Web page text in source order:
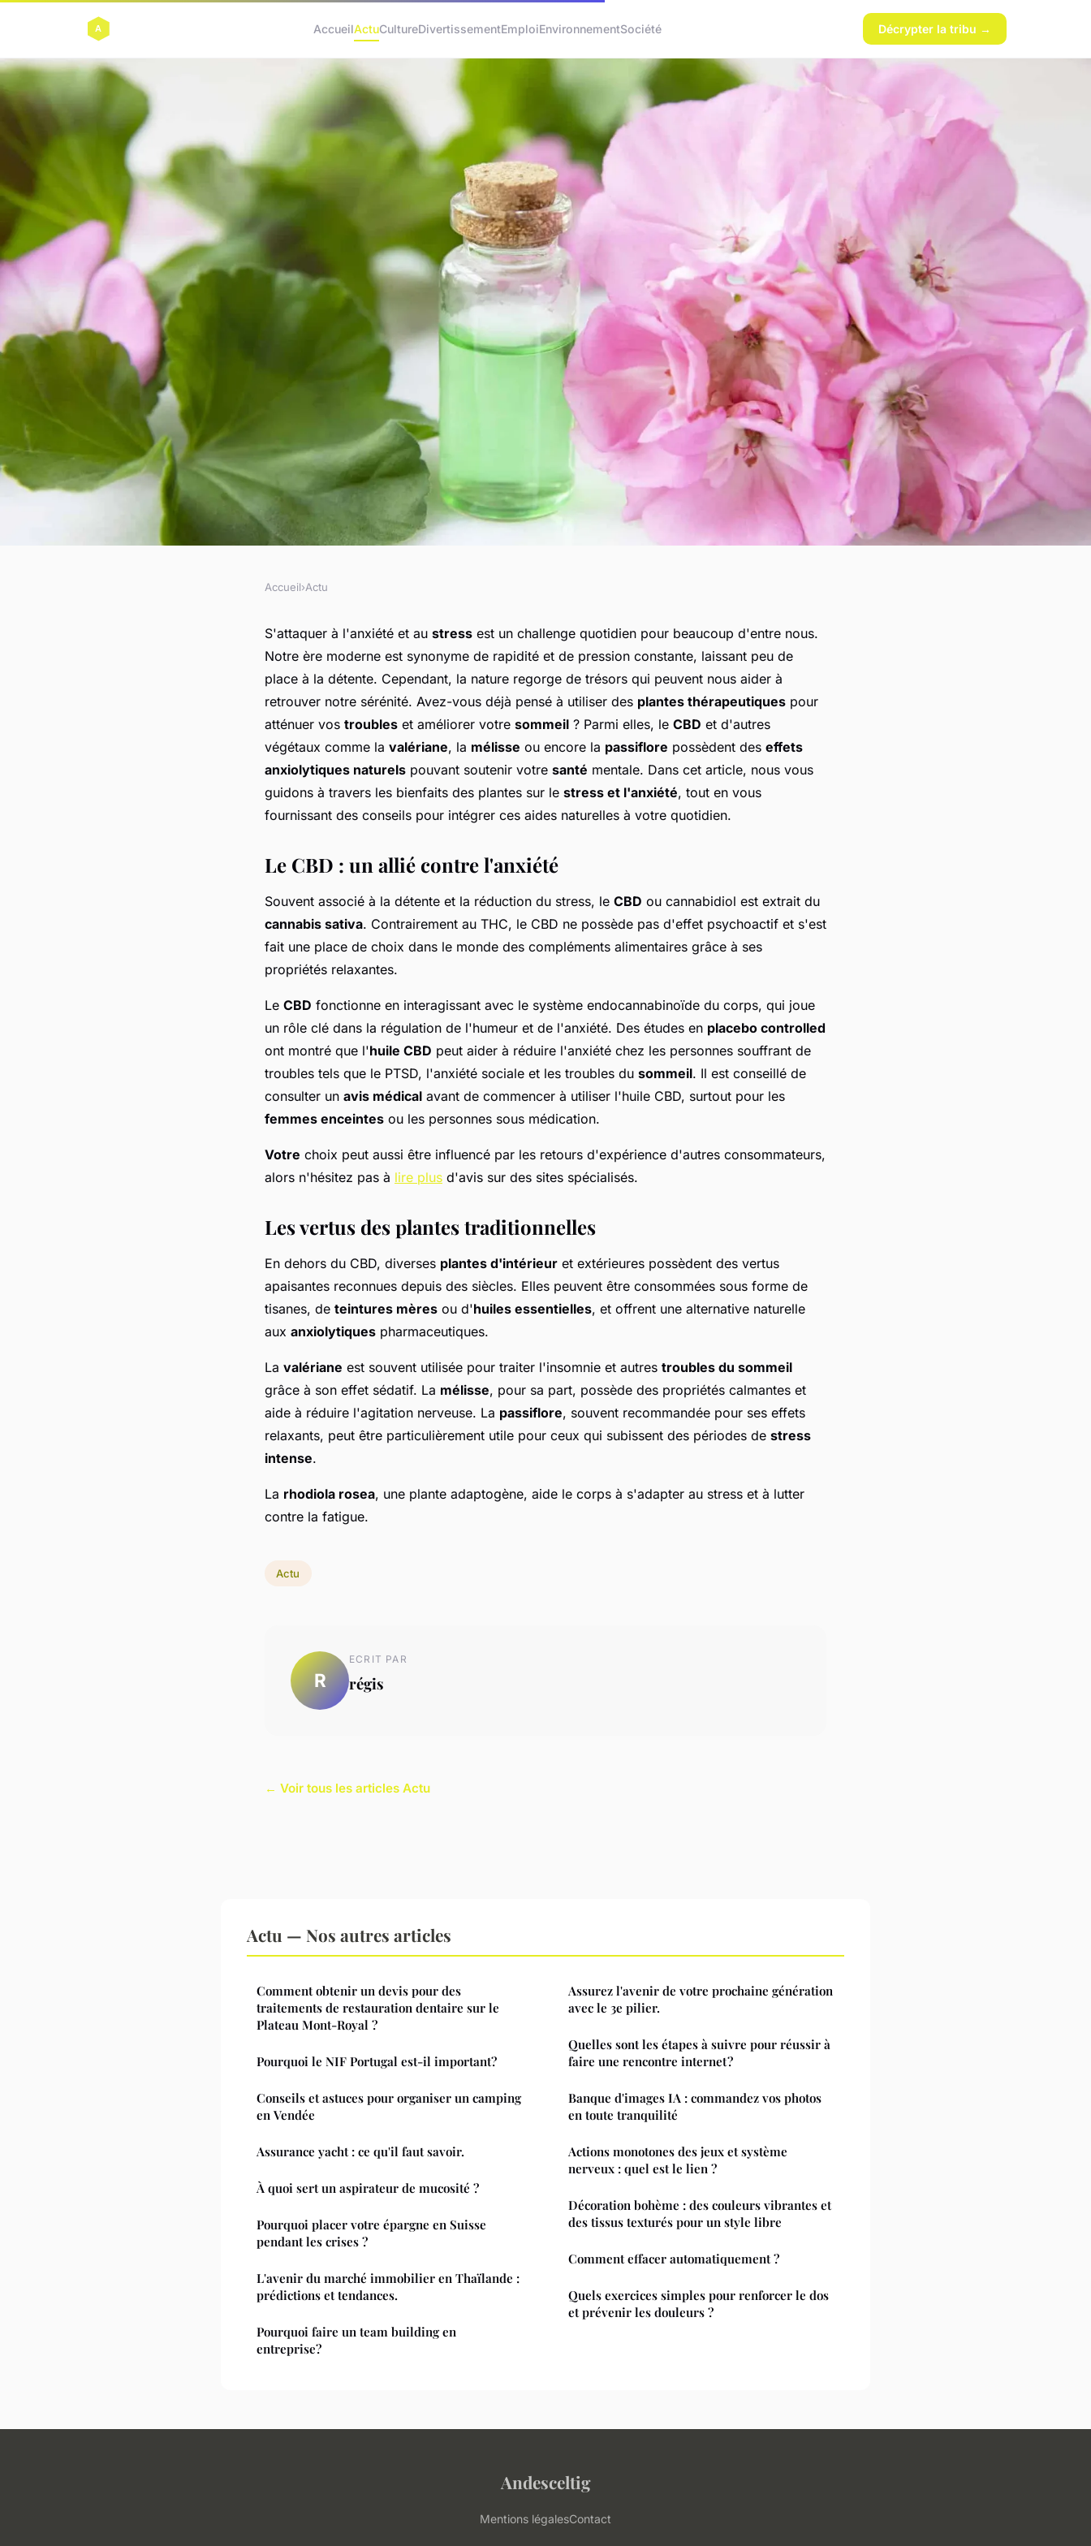
AccueilActuCultureDivertissementEmploiEnvironnementSociété Décrypter la tribu →
Plante thérapeutique : un impact
positif sur votre état d'anxiété
Accueil›Actu
S'attaquer à l'anxiété et au stress est un challenge quotidien pour beaucoup d'entre nous.
Notre ère moderne est synonyme de rapidité et de pression constante, laissant peu de
place à la détente. Cependant, la nature regorge de trésors qui peuvent nous aider à
retrouver notre sérénité. Avez-vous déjà pensé à utiliser des plantes thérapeutiques pour
atténuer vos troubles et améliorer votre sommeil ? Parmi elles, le CBD et d'autres
végétaux comme la valériane, la mélisse ou encore la passiflore possèdent des effets
anxiolytiques naturels pouvant soutenir votre santé mentale. Dans cet article, nous vous
guidons à travers les bienfaits des plantes sur le stress et l'anxiété, tout en vous
fournissant des conseils pour intégrer ces aides naturelles à votre quotidien.
Le CBD : un allié contre l'anxiété
Souvent associé à la détente et la réduction du stress, le CBD ou cannabidiol est extrait du
cannabis sativa. Contrairement au THC, le CBD ne possède pas d'effet psychoactif et s'est
fait une place de choix dans le monde des compléments alimentaires grâce à ses
propriétés relaxantes.
Le CBD fonctionne en interagissant avec le système endocannabinoïde du corps, qui joue
un rôle clé dans la régulation de l'humeur et de l'anxiété. Des études en placebo controlled
ont montré que l'huile CBD peut aider à réduire l'anxiété chez les personnes souffrant de
troubles tels que le PTSD, l'anxiété sociale et les troubles du sommeil. Il est conseillé de
consulter un avis médical avant de commencer à utiliser l'huile CBD, surtout pour les
femmes enceintes ou les personnes sous médication.
Votre choix peut aussi être influencé par les retours d'expérience d'autres consommateurs,
alors n'hésitez pas à lire plus d'avis sur des sites spécialisés.
Les vertus des plantes traditionnelles
En dehors du CBD, diverses plantes d'intérieur et extérieures possèdent des vertus
apaisantes reconnues depuis des siècles. Elles peuvent être consommées sous forme de
tisanes, de teintures mères ou d'huiles essentielles, et offrent une alternative naturelle
aux anxiolytiques pharmaceutiques.
La valériane est souvent utilisée pour traiter l'insomnie et autres troubles du sommeil
grâce à son effet sédatif. La mélisse, pour sa part, possède des propriétés calmantes et
aide à réduire l'agitation nerveuse. La passiflore, souvent recommandée pour ses effets
relaxants, peut être particulièrement utile pour ceux qui subissent des périodes de stress
intense.
La rhodiola rosea, une plante adaptogène, aide le corps à s'adapter au stress et à lutter
contre la fatigue.
Actu
R
ECRIT PAR
régis
← Voir tous les articles Actu
Actu — Nos autres articles
Comment obtenir un devis pour des
traitements de restauration dentaire sur le
Plateau Mont-Royal ?
Pourquoi le NIF Portugal est-il important?
Conseils et astuces pour organiser un camping
en Vendée
Assurance yacht : ce qu'il faut savoir.
À quoi sert un aspirateur de mucosité ?
Pourquoi placer votre épargne en Suisse
pendant les crises ?
L'avenir du marché immobilier en Thaïlande :
prédictions et tendances.
Pourquoi faire un team building en
entreprise?
Assurez l'avenir de votre prochaine génération
avec le 3e pilier.
Quelles sont les étapes à suivre pour réussir à
faire une rencontre internet ?
Banque d'images IA : commandez vos photos
en toute tranquilité
Actions monotones des jeux et système
nerveux : quel est le lien ?
Décoration bohème : des couleurs vibrantes et
des tissus texturés pour un style libre
Comment effacer automatiquement ?
Quels exercices simples pour renforcer le dos
et prévenir les douleurs ?
Andesceltig
Mentions légalesContact